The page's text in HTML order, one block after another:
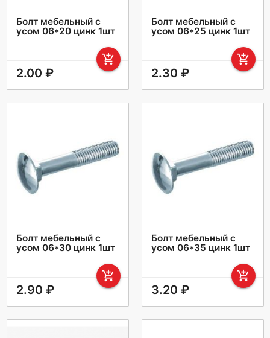
Болт мебельный с
усом 06*20 цинк 1шт
add_shopping_cart
2.00 ₽
Болт мебельный с
усом 06*25 цинк 1шт
add_shopping_cart
2.30 ₽
Болт мебельный с
усом 06*30 цинк 1шт
add_shopping_cart
2.90 ₽
Болт мебельный с
усом 06*35 цинк 1шт
add_shopping_cart
3.20 ₽